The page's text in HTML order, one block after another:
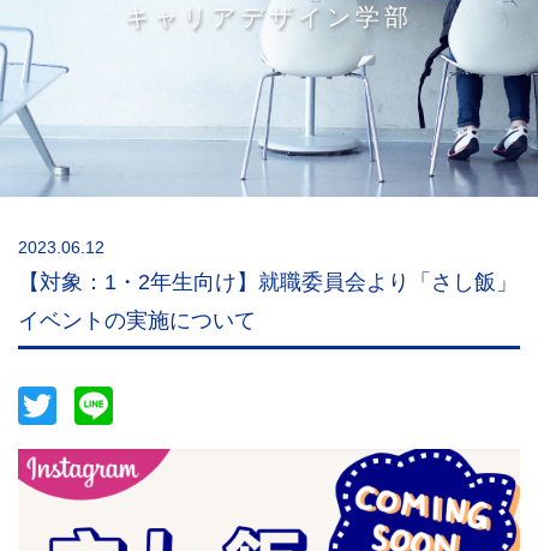
キャリアデザイン学部
2023.06.12
【対象：1・2年生向け】就職委員会より「さし飯」
イベントの実施について
Twitter